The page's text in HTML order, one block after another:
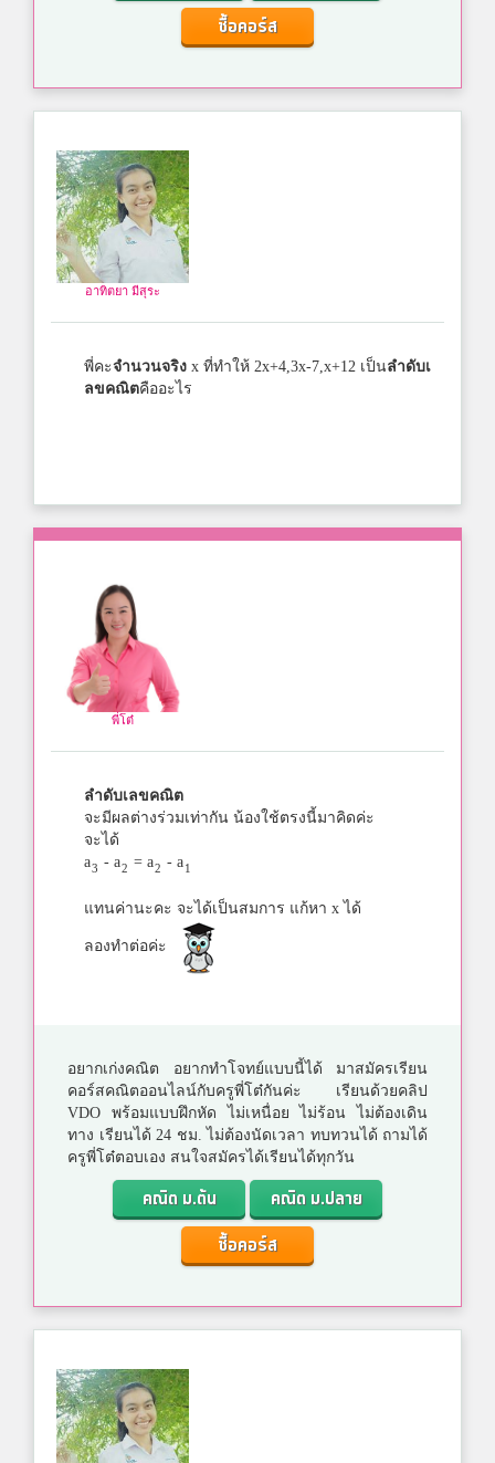
ซื้อคอร์ส
อาทิตยา มีสุระ
พี่คะจำนวนจริง x ที่ทำให้ 2x+4,3x-7,x+12 เป็นลำดับเ
ลขคณิตคืออะไร
พี่โต๋
ลำดับเลขคณิต
จะมีผลต่างร่วมเท่ากัน น้องใช้ตรงนี้มาคิดค่ะ
จะได้
a3 - a2 = a2 - a1
แทนค่านะคะ จะได้เป็นสมการ แก้หา x ได้
ลองทำต่อค่ะ
อยากเก่งคณิต อยากทำโจทย์แบบนี้ได้ มาสมัครเรียน
คอร์สคณิตออนไลน์กับครูพี่โต๋กันค่ะ เรียนด้วยคลิป
VDO พร้อมแบบฝึกหัด ไม่เหนื่อย ไม่ร้อน ไม่ต้องเดิน
ทาง เรียนได้ 24 ชม. ไม่ต้องนัดเวลา ทบทวนได้ ถามได้
ครูพี่โต๋ตอบเอง สนใจสมัครได้เรียนได้ทุกวัน
คณิต ม.ต้น
คณิต ม.ปลาย
ซื้อคอร์ส